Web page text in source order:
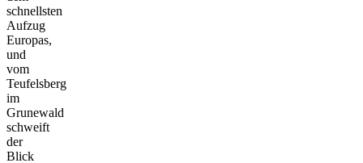
schnellsten
Aufzug
Europas,
und
vom
Teufelsberg
im
Grunewald
schweift
der
Blick